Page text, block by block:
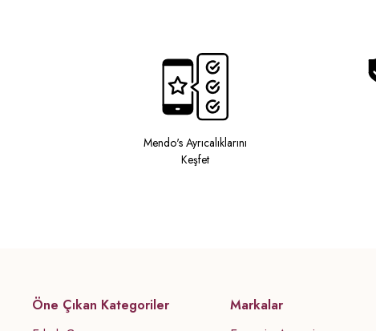
Mendo's Ayrıcalıklarını
Keşfet
Öne Çıkan Kategoriler
Markalar